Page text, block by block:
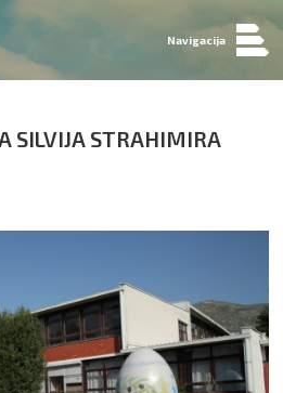
Navigacija
SILVIJA STRAHIMIRA